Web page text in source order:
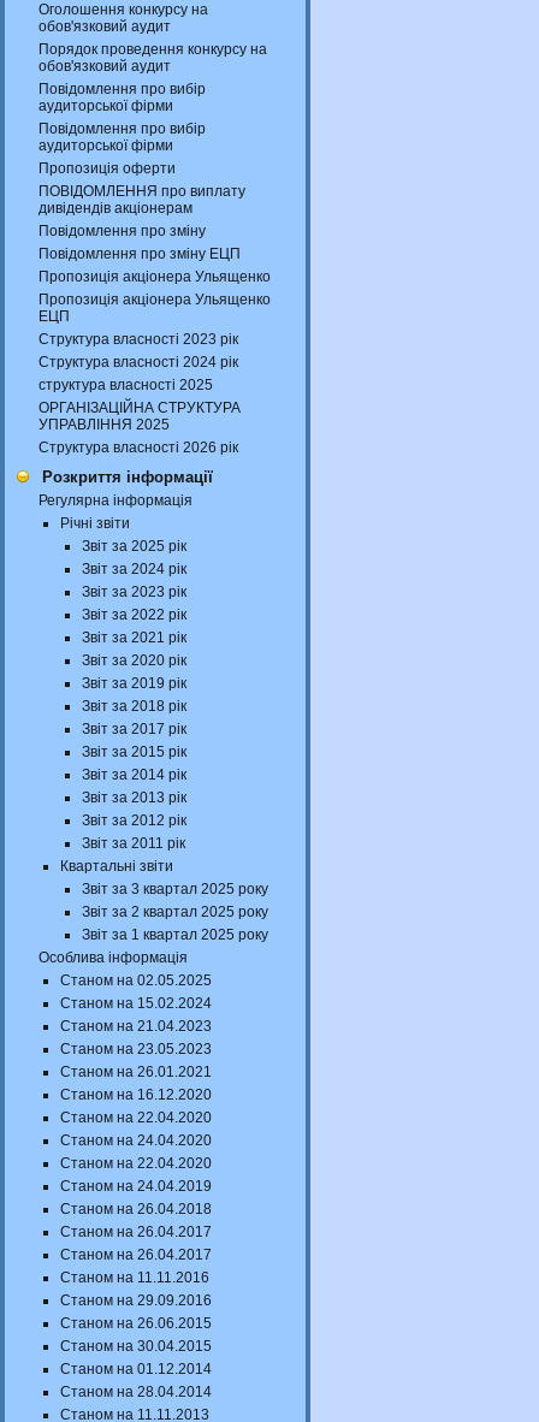
Оголошення конкурсу на
обов'язковий аудит
Порядок проведення конкурсу на
обов'язковий аудит
Повідомлення про вибір
аудиторської фірми
Повідомлення про вибір
аудиторської фірми
Пропозиція оферти
ПОВІДОМЛЕННЯ про виплату
дивідендів акціонерам
Повідомлення про зміну
Повідомлення про зміну ЕЦП
Пропозиція акціонера Ульященко
Пропозиція акціонера Ульященко
ЕЦП
Структура власності 2023 рік
Структура власності 2024 рік
структура власності 2025
ОРГАНІЗАЦІЙНА СТРУКТУРА
УПРАВЛІННЯ 2025
Структура власності 2026 рік
Розкриття інформації
Регулярна інформація
Річні звіти
Звіт за 2025 рік
Звіт за 2024 рік
Звіт за 2023 рік
Звіт за 2022 рік
Звіт за 2021 рік
Звіт за 2020 рік
Звіт за 2019 рік
Звіт за 2018 рік
Звіт за 2017 рік
Звіт за 2015 рік
Звіт за 2014 рік
Звіт за 2013 рік
Звіт за 2012 рік
Звіт за 2011 рік
Квартальні звіти
Звіт за 3 квартал 2025 року
Звіт за 2 квартал 2025 року
Звіт за 1 квартал 2025 року
Особлива інформація
Станом на 02.05.2025
Станом на 15.02.2024
Станом на 21.04.2023
Станом на 23.05.2023
Станом на 26.01.2021
Станом на 16.12.2020
Станом на 22.04.2020
Станом на 24.04.2020
Станом на 22.04.2020
Станом на 24.04.2019
Станом на 26.04.2018
Станом на 26.04.2017
Станом на 26.04.2017
Станом на 11.11.2016
Станом на 29.09.2016
Станом на 26.06.2015
Станом на 30.04.2015
Станом на 01.12.2014
Станом на 28.04.2014
Станом на 11.11.2013